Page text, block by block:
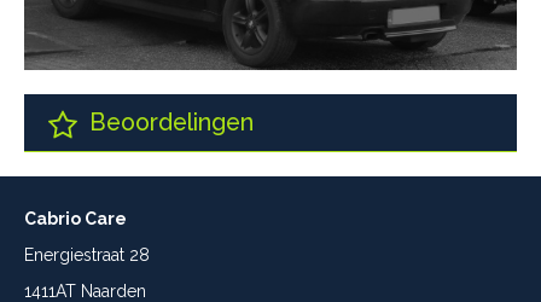
Beoordelingen
Cabrio Care
Energiestraat 28
1411AT Naarden